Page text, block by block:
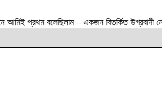
আমিই প্রথম বলেছিলাম – একজন বিতর্কিত উগ্রবাদী